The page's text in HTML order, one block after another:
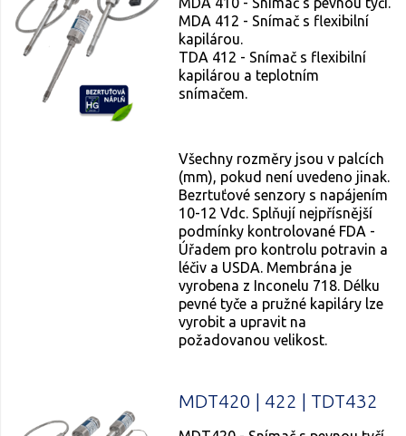
MDA 412 - Snímač s flexibilní
kapilárou.
TDA 412 - Snímač s flexibilní
kapilárou a teplotním
snímačem.
Všechny rozměry jsou v palcích
(mm), pokud není uvedeno jinak.
Bezrtuťové senzory s napájením
10-12 Vdc. Splňují nejpřísnější
podmínky kontrolované FDA -
Úřadem pro kontrolu potravin a
léčiv a USDA. Membrána je
vyrobena z Inconelu 718. Délku
pevné tyče a pružné kapiláry lze
vyrobit a upravit na
požadovanou velikost.
MDT420 | 422 | TDT432